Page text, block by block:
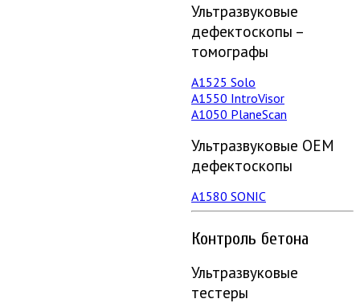
Ультразвуковые
дефектоскопы –
томографы
А1525 Solo
А1550 IntroVisor
А1050 PlaneScan
Ультразвуковые ОЕМ
дефектоскопы
A1580 SONIC
Контроль бетона
Ультразвуковые
тестеры